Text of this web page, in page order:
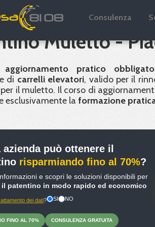
Consulenza
e
Muletto -
aggiornamento pratico
di carrelli elevatori, valido per il
per il muletto. Il corso di
esclusivamente la formazione
azienda può ottenere il
risparmiando fino al 70%?
e scopri le soluzioni disponibili per
il patentino in modo rapido ed economico
dei dati? SI NO
FINO AL 70% CONSULENZA GRATUITA